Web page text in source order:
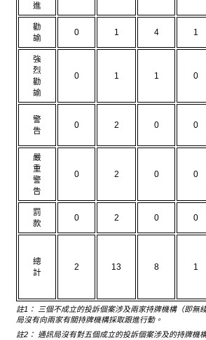
進
勸
諭
0 1 4 1
強
烈
勸
諭
0 1 1 0
警
告
0 2 0 0
嚴
重
警
告
0 2 0 0
罰
款
0 2 0 0
總
計
2 13 8 1
註1： 三個不成立的投訴個案涉及兩家持牌機構（即無
局沒有向兩家有關持牌機構採取跟進行動。
註2： 通訊局沒有對五個成立的投訴個案涉及的持牌機